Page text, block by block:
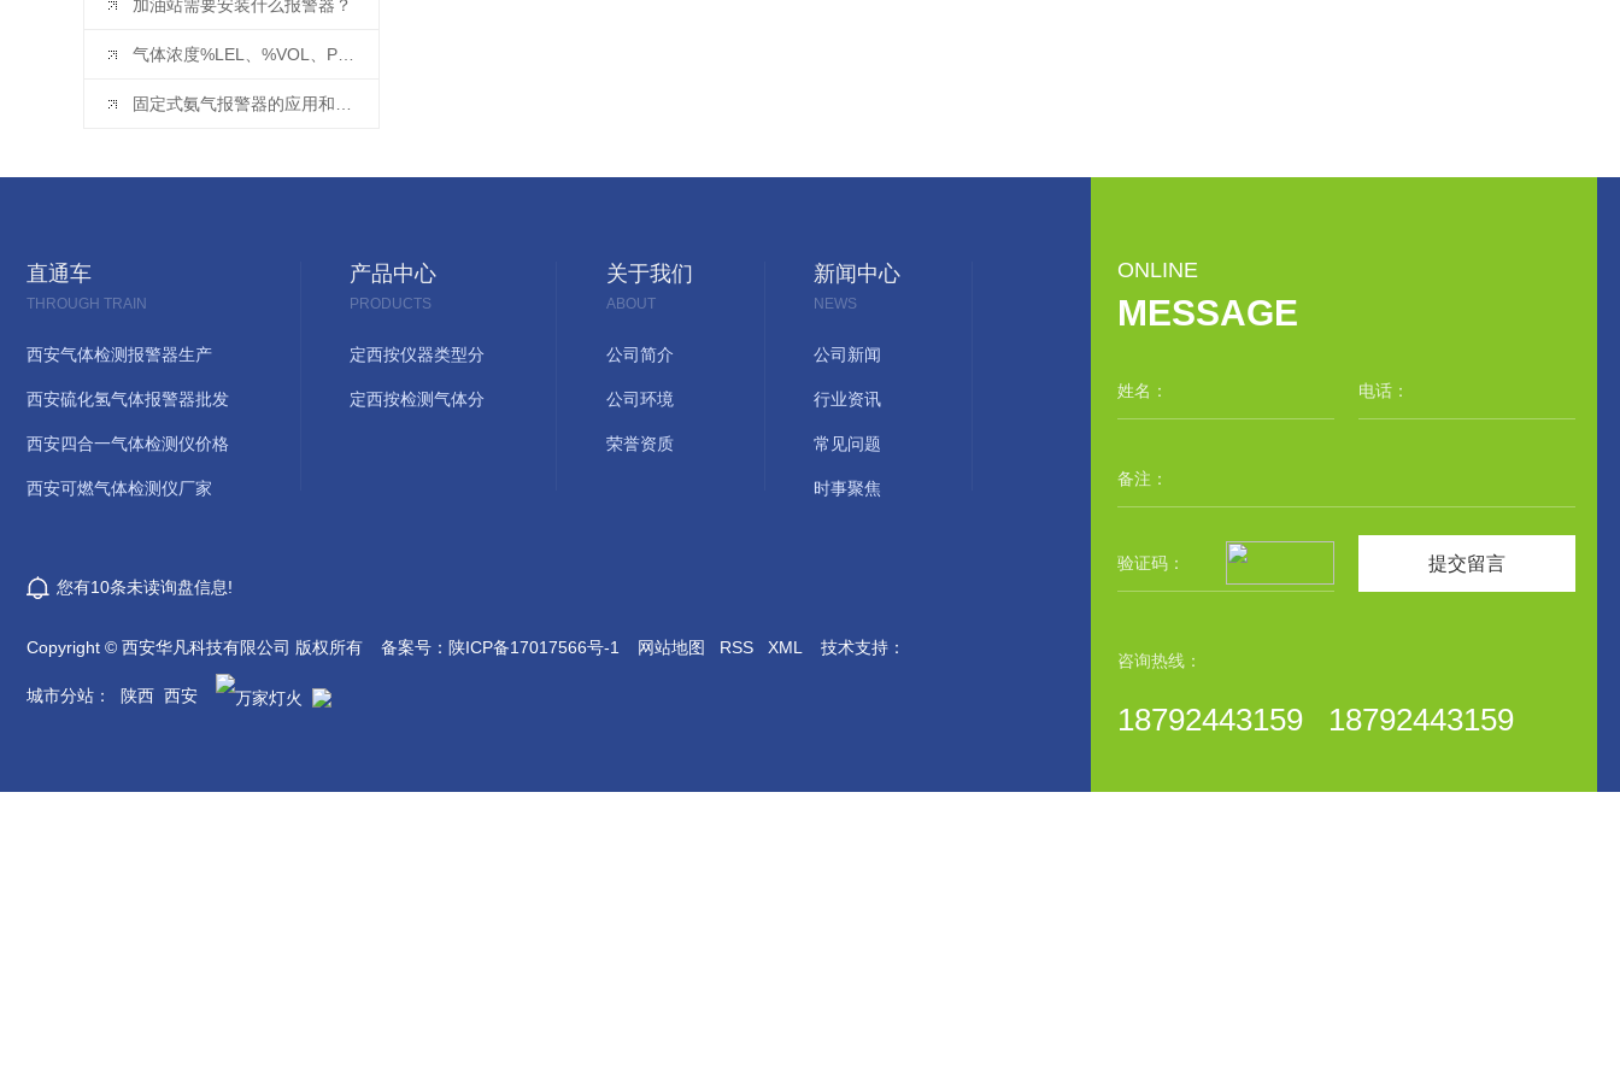
加油站需要安装什么报警器？
气体浓度%LEL、%VOL、PPM 和 mg/m3 换算
固定式氨气报警器的应用和安装要求
直通车
THROUGH TRAIN
西安气体检测报警器生产
西安硫化氢气体报警器批发
西安四合一气体检测仪价格
西安可燃气体检测仪厂家
产品中心
PRODUCTS
定西按仪器类型分
定西按检测气体分
关于我们
ABOUT
公司简介
公司环境
荣誉资质
新闻中心
NEWS
公司新闻
行业资讯
常见问题
时事聚焦
您有10条未读询盘信息!
Copyright © 西安华凡科技有限公司 版权所有 备案号： 陕ICP备17017566号-1 网站地图 RSS XML 技术支持：
城市分站 ： 陕西 西安
ONLINE
MESSAGE
提交留言
咨询热线：
18792443159 18792443159